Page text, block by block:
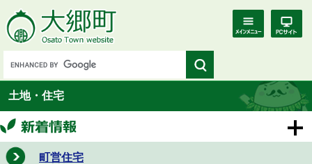
土地・住宅
町営住宅